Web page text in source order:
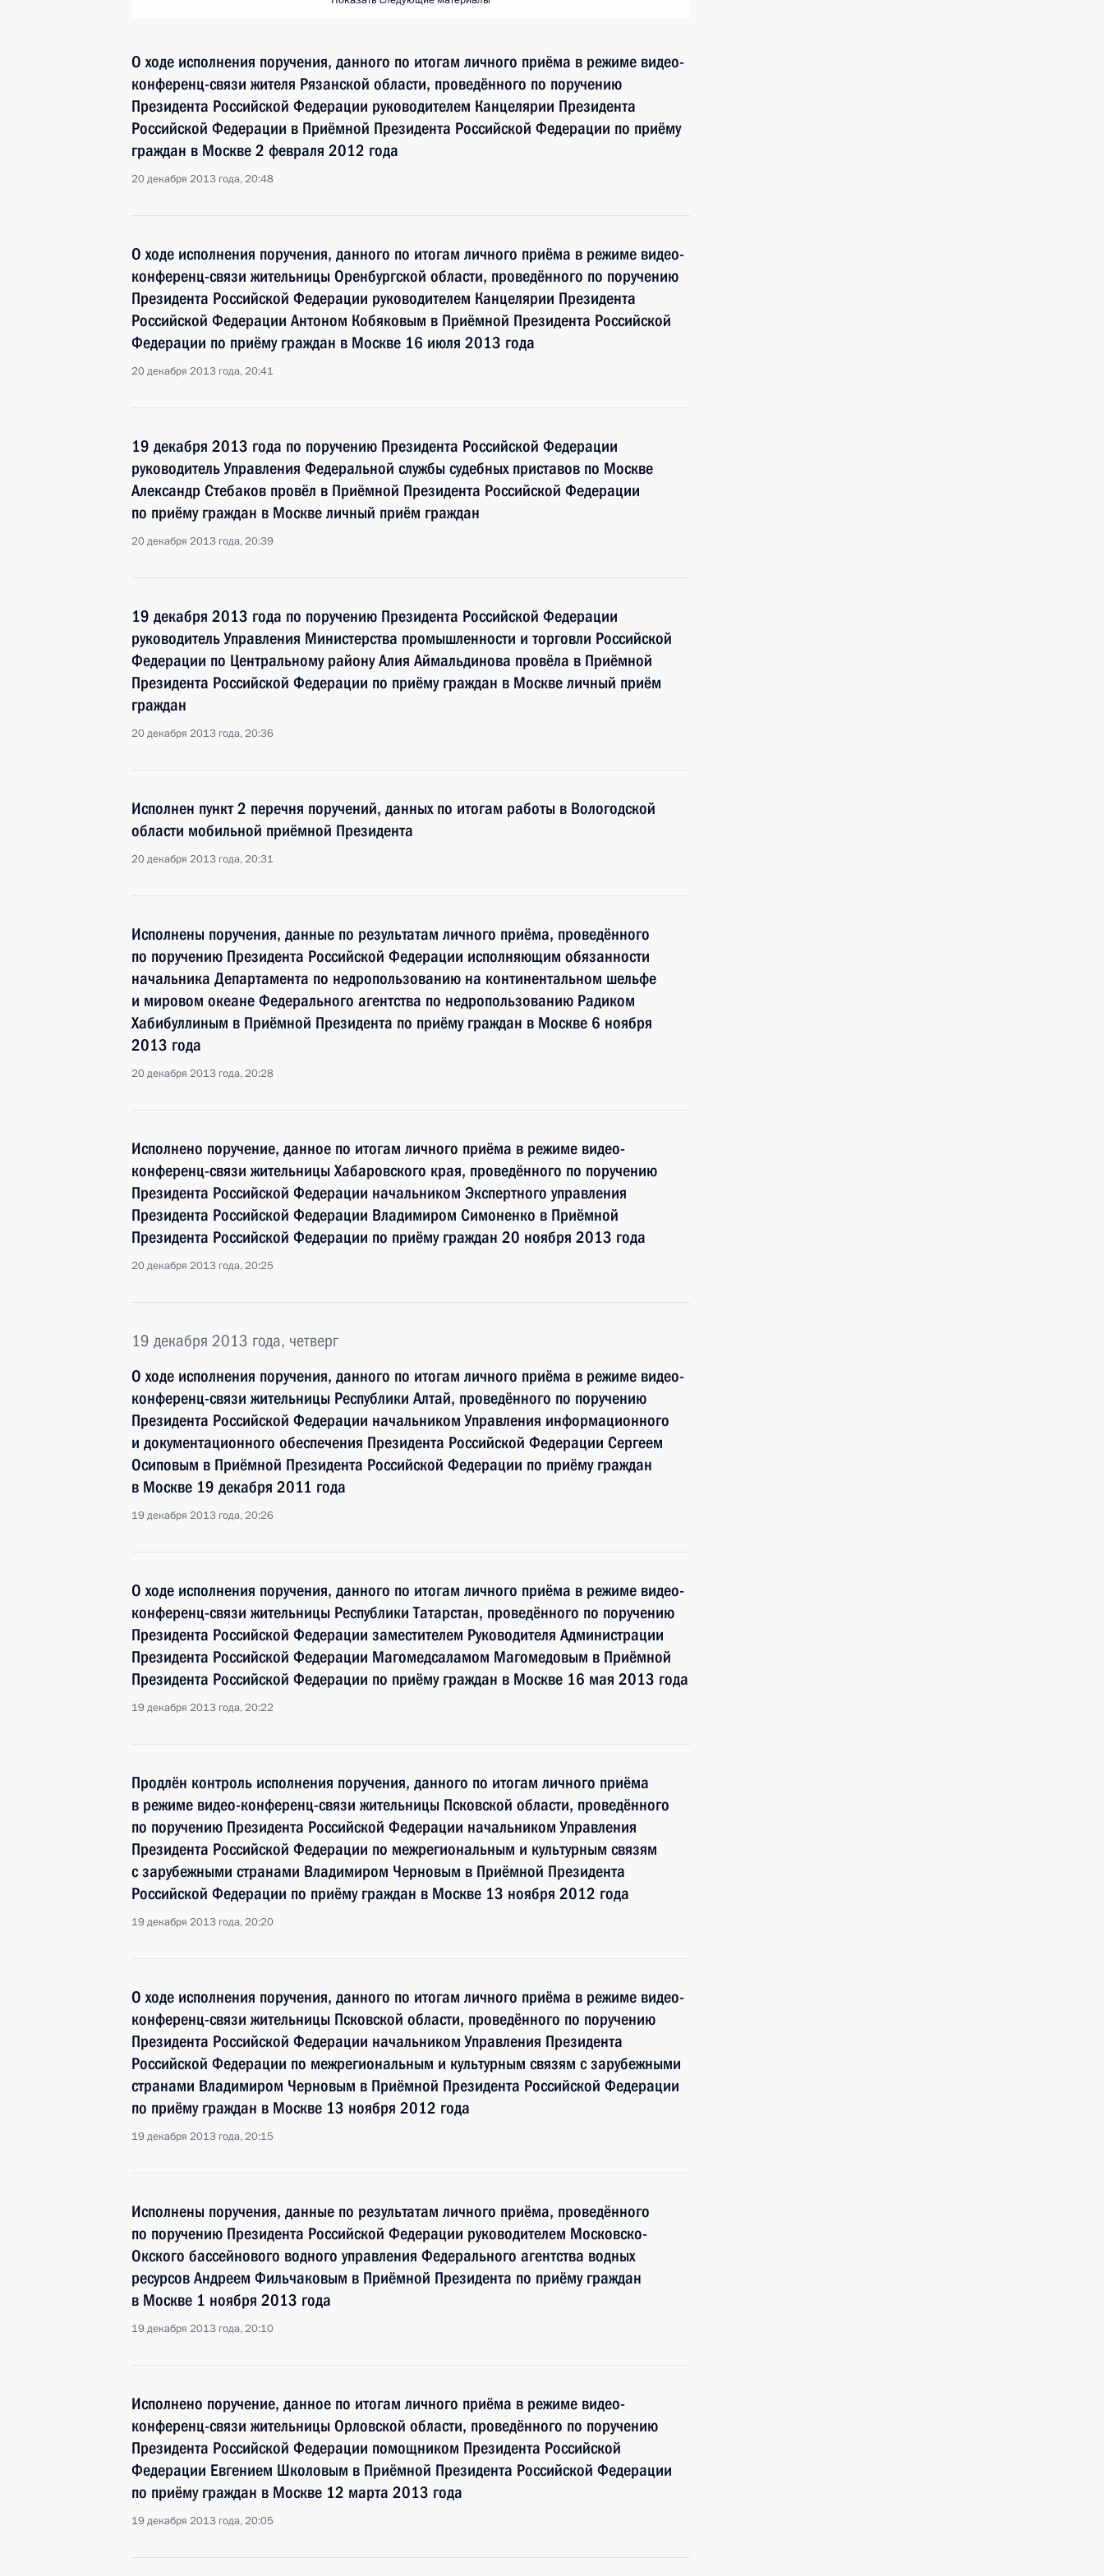
О ходе исполнения поручения, данного по итогам личного приёма в режиме видео-
конференц-связи жителя Рязанской области, проведённого по поручению
Президента Российской Федерации руководителем Канцелярии Президента
Российской Федерации в Приёмной Президента Российской Федерации по приёму
граждан в Москве 2 февраля 2012 года
20 декабря 2013 года, 20:48
О ходе исполнения поручения, данного по итогам личного приёма в режиме видео-
конференц-связи жительницы Оренбургской области, проведённого по поручению
Президента Российской Федерации руководителем Канцелярии Президента
Российской Федерации Антоном Кобяковым в Приёмной Президента Российской
Федерации по приёму граждан в Москве 16 июля 2013 года
20 декабря 2013 года, 20:41
19 декабря 2013 года по поручению Президента Российской Федерации
руководитель Управления Федеральной службы судебных приставов по Москве
Александр Стебаков провёл в Приёмной Президента Российской Федерации
по приёму граждан в Москве личный приём граждан
20 декабря 2013 года, 20:39
19 декабря 2013 года по поручению Президента Российской Федерации
руководитель Управления Министерства промышленности и торговли Российской
Федерации по Центральному району Алия Аймальдинова провёла в Приёмной
Президента Российской Федерации по приёму граждан в Москве личный приём
граждан
20 декабря 2013 года, 20:36
Исполнен пункт 2 перечня поручений, данных по итогам работы в Вологодской
области мобильной приёмной Президента
20 декабря 2013 года, 20:31
Исполнены поручения, данные по результатам личного приёма, проведённого
по поручению Президента Российской Федерации исполняющим обязанности
начальника Департамента по недропользованию на континентальном шельфе
и мировом океане Федерального агентства по недропользованию Радиком
Хабибуллиным в Приёмной Президента по приёму граждан в Москве 6 ноября
2013 года
20 декабря 2013 года, 20:28
Исполнено поручение, данное по итогам личного приёма в режиме видео-
конференц-связи жительницы Хабаровского края, проведённого по поручению
Президента Российской Федерации начальником Экспертного управления
Президента Российской Федерации Владимиром Симоненко в Приёмной
Президента Российской Федерации по приёму граждан 20 ноября 2013 года
20 декабря 2013 года, 20:25
19 декабря 2013 года, четверг
О ходе исполнения поручения, данного по итогам личного приёма в режиме видео-
конференц-связи жительницы Республики Алтай, проведённого по поручению
Президента Российской Федерации начальником Управления информационного
и документационного обеспечения Президента Российской Федерации Сергеем
Осиповым в Приёмной Президента Российской Федерации по приёму граждан
в Москве 19 декабря 2011 года
19 декабря 2013 года, 20:26
О ходе исполнения поручения, данного по итогам личного приёма в режиме видео-
конференц-связи жительницы Республики Татарстан, проведённого по поручению
Президента Российской Федерации заместителем Руководителя Администрации
Президента Российской Федерации Магомедсаламом Магомедовым в Приёмной
Президента Российской Федерации по приёму граждан в Москве 16 мая 2013 года
19 декабря 2013 года, 20:22
Продлён контроль исполнения поручения, данного по итогам личного приёма
в режиме видео-конференц-связи жительницы Псковской области, проведённого
по поручению Президента Российской Федерации начальником Управления
Президента Российской Федерации по межрегиональным и культурным связям
с зарубежными странами Владимиром Черновым в Приёмной Президента
Российской Федерации по приёму граждан в Москве 13 ноября 2012 года
19 декабря 2013 года, 20:20
О ходе исполнения поручения, данного по итогам личного приёма в режиме видео-
конференц-связи жительницы Псковской области, проведённого по поручению
Президента Российской Федерации начальником Управления Президента
Российской Федерации по межрегиональным и культурным связям с зарубежными
странами Владимиром Черновым в Приёмной Президента Российской Федерации
по приёму граждан в Москве 13 ноября 2012 года
19 декабря 2013 года, 20:15
Исполнены поручения, данные по результатам личного приёма, проведённого
по поручению Президента Российской Федерации руководителем Московско-
Окского бассейнового водного управления Федерального агентства водных
ресурсов Андреем Фильчаковым в Приёмной Президента по приёму граждан
в Москве 1 ноября 2013 года
19 декабря 2013 года, 20:10
Исполнено поручение, данное по итогам личного приёма в режиме видео-
конференц-связи жительницы Орловской области, проведённого по поручению
Президента Российской Федерации помощником Президента Российской
Федерации Евгением Школовым в Приёмной Президента Российской Федерации
по приёму граждан в Москве 12 марта 2013 года
19 декабря 2013 года, 20:05